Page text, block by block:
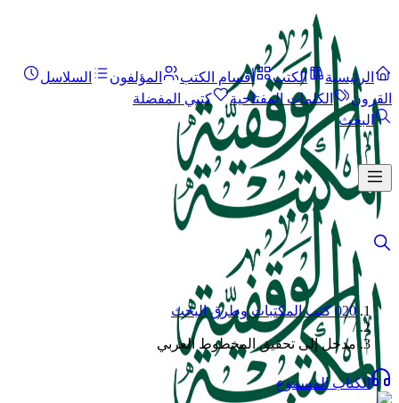
الرئيسية الكتب أقسام الكتب المؤلفون
السلاسل
القرون
الكلمات المفتاحية
كتبي المفضلة
البحث
020 كتب المكتبات وطرق البحث
/
مدخل إلى تحقيق المخطوط العربي
الكتاب المسموع